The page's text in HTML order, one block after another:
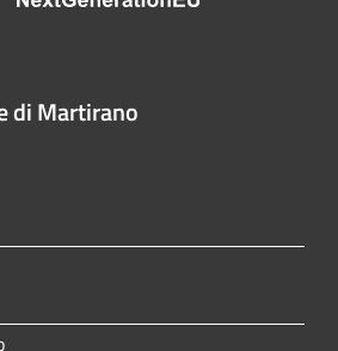
di Martirano